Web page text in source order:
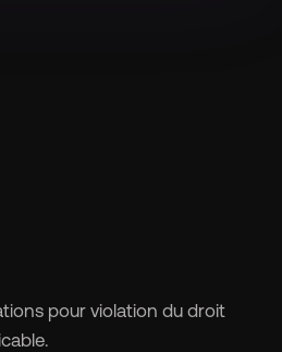
pour violation du droit